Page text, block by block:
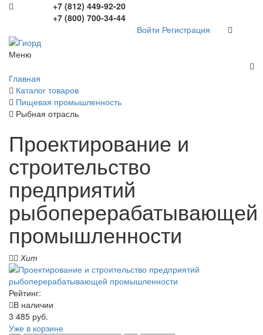
+7 (812) 449-92-20
+7 (800) 700-34-44
Войти Регистрация
Меню
Главная
Каталог товаров
Пищевая промышленность
Рыбная отрасль
Проектирование и
строительство
предприятий
рыбоперерабатывающей
промышленности
Хит
Рейтинг:
В наличии
3 485 руб.
Уже в корзине